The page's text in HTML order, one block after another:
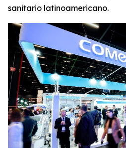
sanitario latinoamericano.